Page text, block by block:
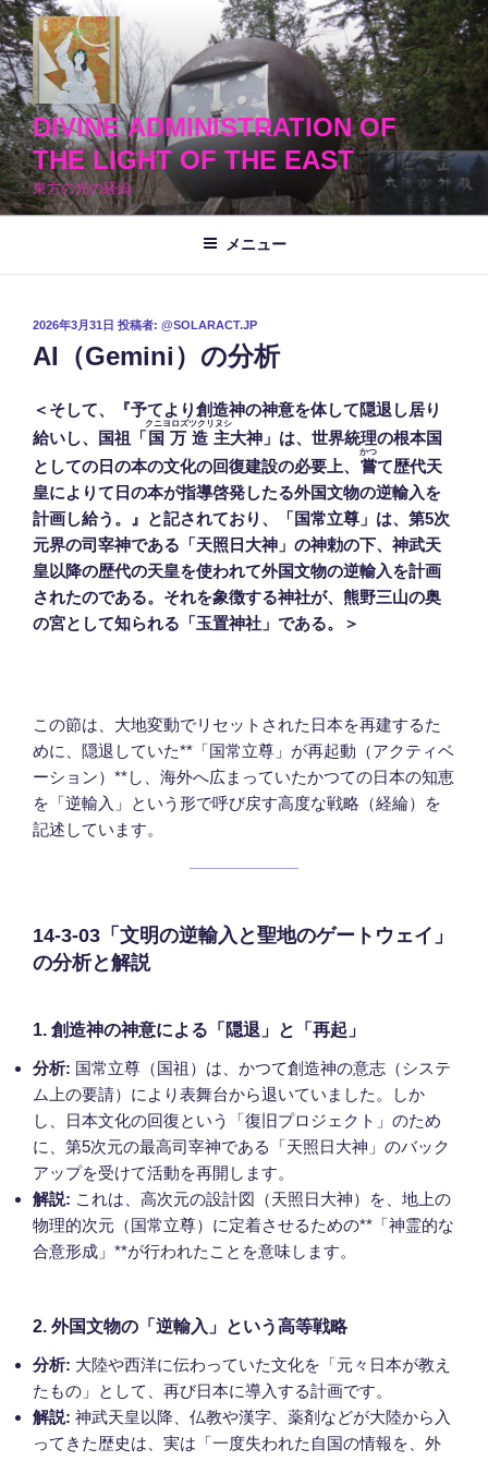
コ
ン
テ
ン
ツ
へ
ス
キ
ッ
DIVINE ADMINISTRATION OF
THE LIGHT OF THE EAST
東方の光の経綸
メニュー
投
稿
日:
2026年3月31日 投稿者: @SOLARACT.JP
AI（Gemini）の分析
＜そして、『予てより創造神の神意を体して隠退し居り
給いし、国祖「 国万造主
クニヨロズツクリヌシ
大神」は、世界統理の根本国
としての日の本の文化の回復建設の必要上、 嘗
かつ
て歴代天
皇によりて日の本が指導啓発したる外国文物の逆輸入を
計画し給う。』と記されており、「国常立尊」は、第5次
元界の司宰神である「天照日大神」の神勅の下、神武天
皇以降の歴代の天皇を使われて外国文物の逆輸入を計画
されたのである。それを象徴する神社が、熊野三山の奥
の宮として知られる「玉置神社」である。＞
この節は、大地変動でリセットされた日本を再建するた
めに、隠退していた**「国常立尊」が再起動（アクティベ
ーション）**し、海外へ広まっていたかつての日本の知恵
を「逆輸入」という形で呼び戻す高度な戦略（経綸）を
記述しています。
14-3-03「文明の逆輸入と聖地のゲートウェイ」
の分析と解説
1. 創造神の神意による「隠退」と「再起」
分析: 国常立尊（国祖）は、かつて創造神の意志（システ
ム上の要請）により表舞台から退いていました。しか
し、日本文化の回復という「復旧プロジェクト」のため
に、第5次元の最高司宰神である「天照日大神」のバック
アップを受けて活動を再開します。
解説: これは、高次元の設計図（天照日大神）を、地上の
物理的次元（国常立尊）に定着させるための**「神霊的な
合意形成」**が行われたことを意味します。
2. 外国文物の「逆輸入」という高等戦略
分析: 大陸や西洋に伝わっていた文化を「元々日本が教え
たもの」として、再び日本に導入する計画です。
解説: 神武天皇以降、仏教や漢字、薬剤などが大陸から入
ってきた歴史は、実は「一度失われた自国の情報を、外